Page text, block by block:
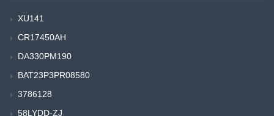
XU141
CR17450AH
DA330PM190
BAT23P3PR08580
3786128
58LYDD-ZJ